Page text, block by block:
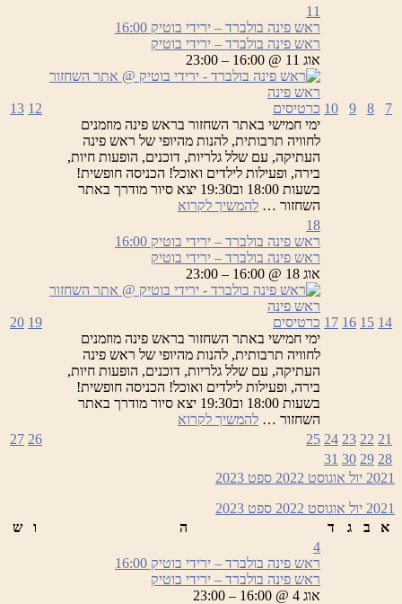
בולברד
–
ירידי
בוטיק
7
8
9
10
11
ראש פינה בולברד – ירידי בוטיק 16:00
ראש פינה בולברד – ירידי בוטיק
אוג 11 @ 16:00 – 23:00
כרטיסים
ימי חמישי באתר השחזור בראש פינה מוזמנים
לחוויה תרבותית, להנות מהיופי של ראש פינה
העתיקה, עם שלל גלריות, דוכנים, הופעות חיות,
בירה, ופעילות לילדים ואוכל! הכניסה חופשית!
בשעות 18:00 וב19:30 יצא סיור מודרך באתר
השחזור … להמשיך לקרוא
בולברד
–
ירידי
בוטיק
12
13
14
15
16
17
18
ראש פינה בולברד – ירידי בוטיק 16:00
ראש פינה בולברד – ירידי בוטיק
אוג 18 @ 16:00 – 23:00
כרטיסים
ימי חמישי באתר השחזור בראש פינה מוזמנים
לחוויה תרבותית, להנות מהיופי של ראש פינה
העתיקה, עם שלל גלריות, דוכנים, הופעות חיות,
בירה, ופעילות לילדים ואוכל! הכניסה חופשית!
בשעות 18:00 וב19:30 יצא סיור מודרך באתר
השחזור … להמשיך לקרוא
19
20
21
22
23
24
25
26
27
28
29
30
31
2021 יול אוגוסט 2022 ספט 2023
2021 יול אוגוסט 2022 ספט 2023
א
ב ג ד ה ו ש
4
ראש פינה בולברד – ירידי בוטיק 16:00
ראש פינה בולברד – ירידי בוטיק
אוג 4 @ 16:00 – 23:00